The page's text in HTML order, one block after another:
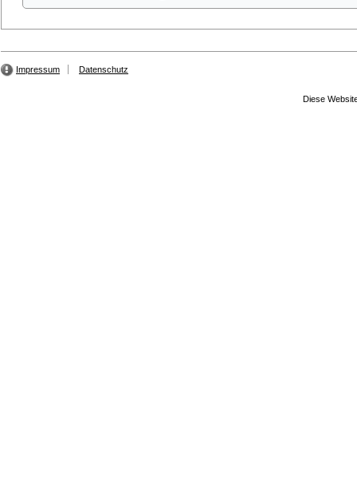
Impressum Datenschutz
Diese